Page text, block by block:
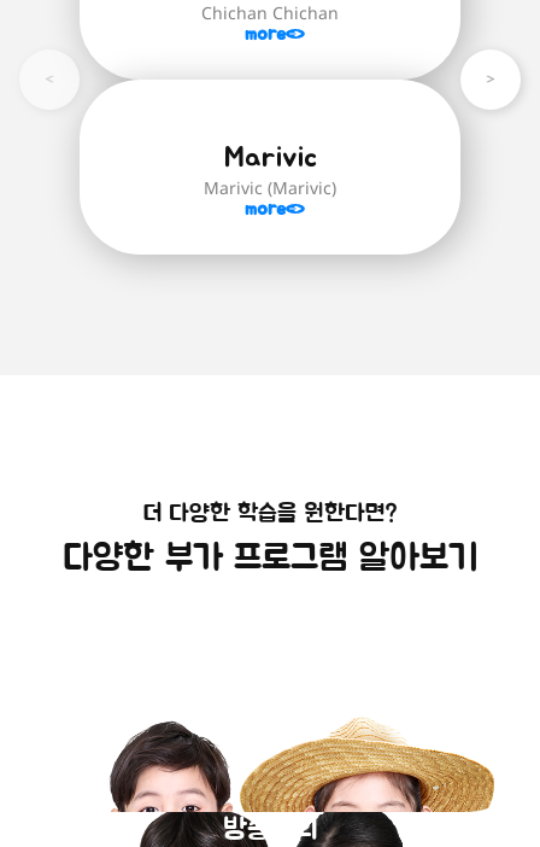
Brainstorm English(24권):
급(파닉스)부터 최상급 단계까지의 모
재
Chichan Chichan
more
Marivic
Marivic (Marivic)
more
더 다양한 학습을 원한다면?
다양한 부가 프로그램 알아보기
방송강의